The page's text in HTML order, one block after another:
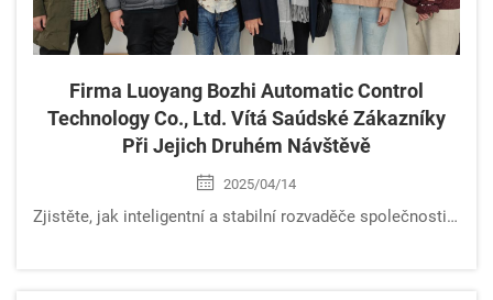
Firma Luoyang Bozhi Automatic Control
Technology Co., Ltd. Vítá Saúdské Zákazníky
Při Jejich Druhém Návštěvě
2025/04/14
Zjistěte, jak inteligentní a stabilní rozvaděče společnosti Luoyang Bozhi zajišťují elektrické řízení v saúdských drůbežnicích pomocí přizpůsobených a odolných řešení. Doznejte se více ještě dnes.